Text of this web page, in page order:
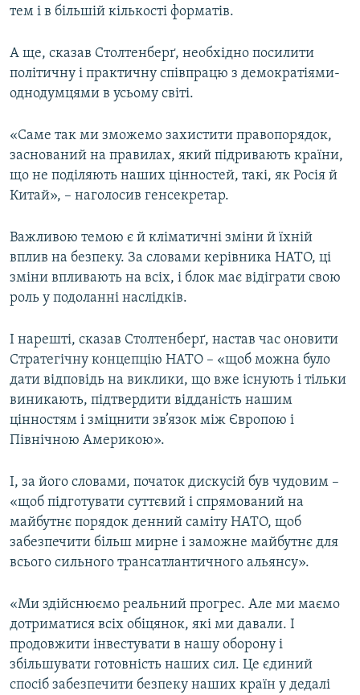
тем і в більшій кількості форматів.
А ще, сказав Столтенберґ, необхідно посилити
політичну і практичну співпрацю з демократіями-
однодумцями в усьому світі.
«Саме так ми зможемо захистити правопорядок,
заснований на правилах, який підривають країни,
що не поділяють наших цінностей, такі, як Росія й
Китай», – наголосив генсекретар.
Важливою темою є й кліматичні зміни й їхній
вплив на безпеку. За словами керівника НАТО, ці
зміни впливають на всіх, і блок має відіграти свою
роль у подоланні наслідків.
І нарешті, сказав Столтенберґ, настав час оновити
Стратегічну концепцію НАТО – «щоб можна було
дати відповідь на виклики, що вже існують і тільки
виникають, підтвердити відданість нашим
цінностям і зміцнити зв’язок між Європою і
Північною Америкою».
І, за його словами, початок дискусій був чудовим –
«щоб підготувати суттєвий і спрямований на
майбутнє порядок денний саміту НАТО, щоб
забезпечити більш мирне і заможне майбутнє для
всього сильного трансатлантичного альянсу».
«Ми здійснюємо реальний прогрес. Але ми маємо
дотриматися всіх обіцянок, які ми давали. І
продовжити інвестувати в нашу оборону і
збільшувати готовність наших сил. Це єдиний
спосіб забезпечити безпеку наших країн у дедалі